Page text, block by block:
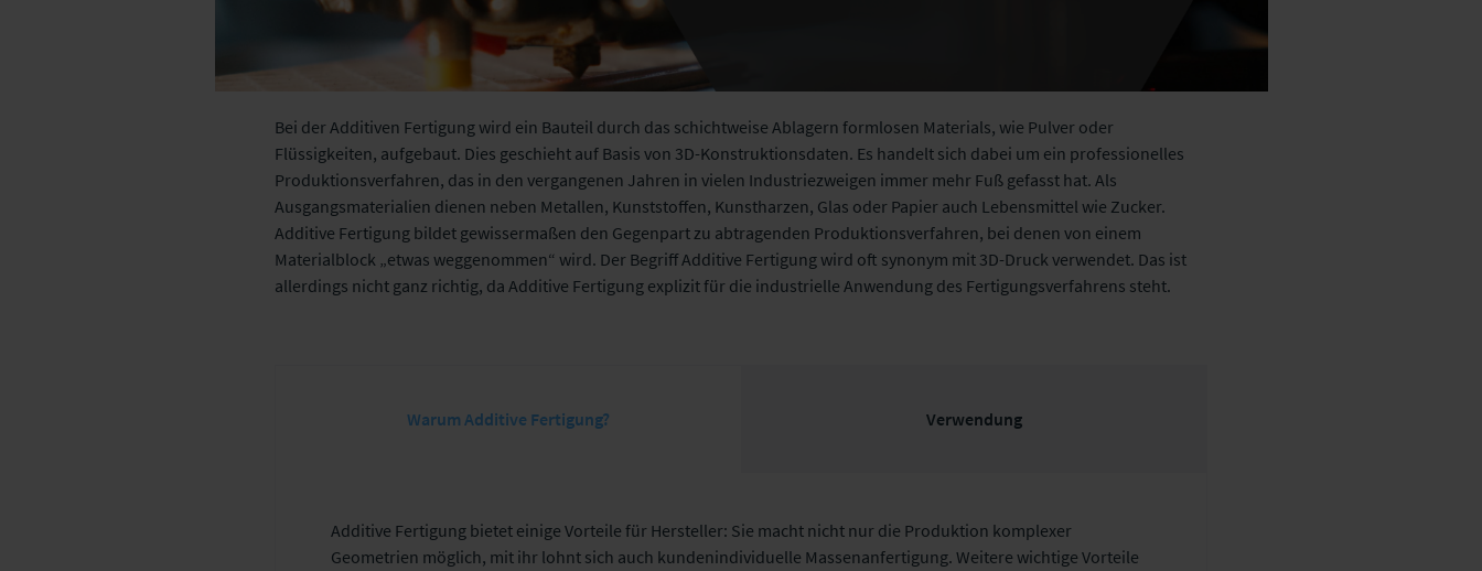
Bei der Additiven Fertigung wird ein Bauteil durch das schichtweise Ablagern formlosen Materials, wie Pulver oder
Flüssigkeiten, aufgebaut. Dies geschieht auf Basis von 3D-Konstruktionsdaten. Es handelt sich dabei um ein professionelles
Produktionsverfahren, das in den vergangenen Jahren in vielen Industriezweigen immer mehr Fuß gefasst hat. Als
Ausgangsmaterialien dienen neben Metallen, Kunststoffen, Kunstharzen, Glas oder Papier auch Lebensmittel wie Zucker.
Additive Fertigung bildet gewissermaßen den Gegenpart zu abtragenden Produktionsverfahren, bei denen von einem
Materialblock „etwas weggenommen“ wird. Der Begriff Additive Fertigung wird oft synonym mit 3D-Druck verwendet. Das ist
allerdings nicht ganz richtig, da Additive Fertigung explizit für die industrielle Anwendung des Fertigungsverfahrens steht.
Warum Additive Fertigung? Verwendung
Additive Fertigung bietet einige Vorteile für Hersteller: Sie macht nicht nur die Produktion komplexer
Geometrien möglich, mit ihr lohnt sich auch kundenindividuelle Massenanfertigung. Weitere wichtige Vorteile